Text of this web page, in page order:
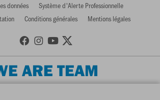
données
Système d'Alerte Professionnelle
Conditions générales Mentions légales
ARE TEAM